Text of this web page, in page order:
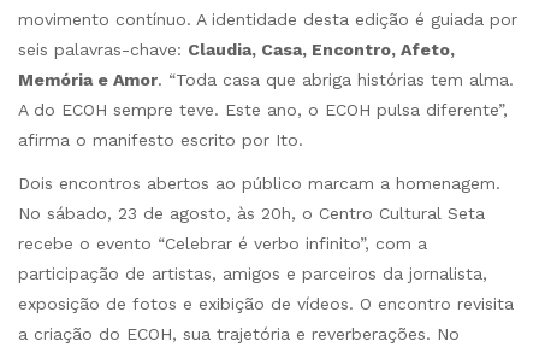
movimento contínuo. A identidade desta edição é guiada por
seis palavras-chave: Claudia, Casa, Encontro, Afeto,
Memória e Amor. “Toda casa que abriga histórias tem alma.
A do ECOH sempre teve. Este ano, o ECOH pulsa diferente”,
afirma o manifesto escrito por Ito.
Dois encontros abertos ao público marcam a homenagem.
No sábado, 23 de agosto, às 20h, o Centro Cultural Seta
recebe o evento “Celebrar é verbo infinito”, com a
participação de artistas, amigos e parceiros da jornalista,
exposição de fotos e exibição de vídeos. O encontro revisita
a criação do ECOH, sua trajetória e reverberações. No